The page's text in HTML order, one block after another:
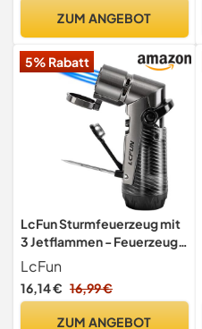
Feuerzeug (Regenbogen, 5)
ZUM ANGEBOT
5% Rabatt
LcFun Sturmfeuerzeug mit
3 Jetflammen - Feuerzeug
Gas Nachfüller - Fackel
Feuerzeug für Kerze,
Kamin, Küche (Butane
LcFun
16,14 € 16,99 €
ZUM ANGEBOT